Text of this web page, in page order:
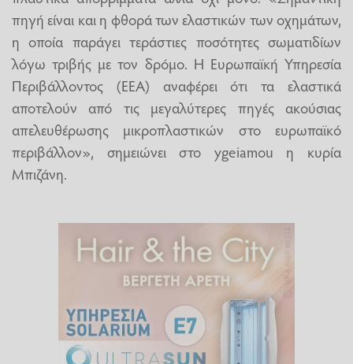
πηγή είναι και η φθορά των ελαστικών των οχημάτων,
η οποία παράγει τεράστιες ποσότητες σωματιδίων
λόγω τριβής με τον δρόμο. Η Ευρωπαϊκή Υπηρεσία
Περιβάλλοντος (ΕΕΑ) αναφέρει ότι τα ελαστικά
αποτελούν από τις μεγαλύτερες πηγές ακούσιας
απελευθέρωσης μικροπλαστικών στο ευρωπαϊκό
περιβάλλον», σημειώνει στο ygeiamou η κυρία
Μπιζάνη.